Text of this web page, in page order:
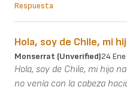
Respuesta
Hola, soy de Chile, mi
Monserrat (unverified)24
Hola, soy de Chile, mi hijo
no venía con la cabeza